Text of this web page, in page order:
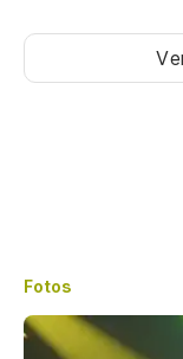
Fotos